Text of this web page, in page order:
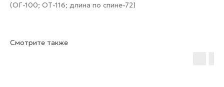
(ОГ-100; ОТ-116; длина по спине-72)
Смотрите также